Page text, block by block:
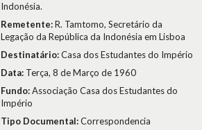
Indonésia.
Remetente:R. Tamtomo, Secretário da
Legação da República da Indonésia em Lisboa
Destinatário:Casa dos Estudantes do Império
Data: Terça, 8 de Março de 1960
Fundo:Associação Casa dos Estudantes do
Império
Tipo Documental:Correspondencia